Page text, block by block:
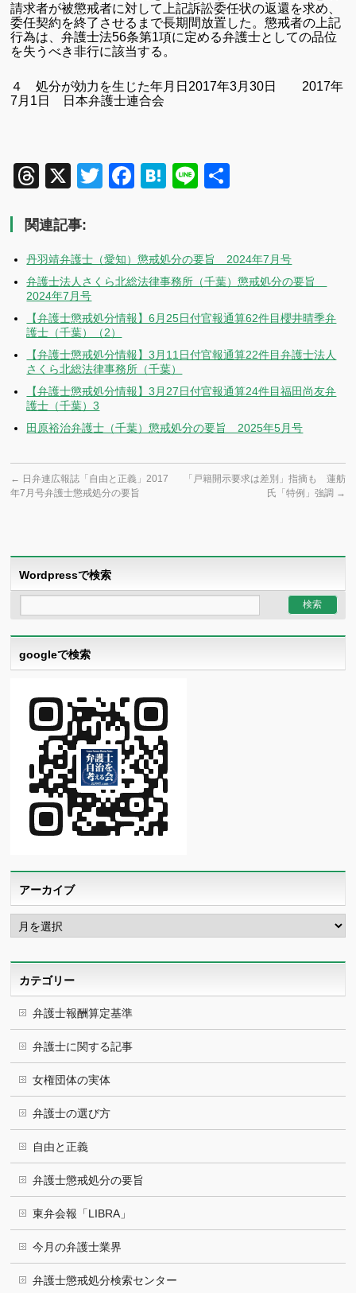
請求者が被懲戒者に対して上記訴訟委任状の返還を求め、
委任契約を終了させるまで長期間放置した。懲戒者の上記
行為は、弁護士法56条第1項に定める弁護士としての品位
を失うべき非行に該当する。
４ 処分が効力を生じた年月日2017年3月30日 2017年
7月1日 日本弁護士連合会
Threads
X TwitterFacebook
Hatena
Line
関連記事:
丹羽靖弁護士（愛知）懲戒処分の要旨 2024年7月号
弁護士法人さくら北総法律事務所（千葉）懲戒処分の要旨
2024年7月号
【弁護士懲戒処分情報】6月25日付官報通算62件目櫻井晴季弁
護士（千葉）（2）
【弁護士懲戒処分情報】3月11日付官報通算22件目弁護士法人
さくら北総法律事務所（千葉）
【弁護士懲戒処分情報】3月27日付官報通算24件目福田尚友弁
護士（千葉）3
田原裕治弁護士（千葉）懲戒処分の要旨 2025年5月号
← 日弁連広報誌「自由と正義」2017
年7月号弁護士懲戒処分の要旨
「戸籍開示要求は差別」指摘も 蓮舫
氏「特例」強調 →
Wordpressで検索
googleで検索
アーカイブ
ア
ー
カ
カテゴリー
弁護士報酬算定基準
弁護士に関する記事
女権団体の実体
弁護士の選び方
自由と正義
弁護士懲戒処分の要旨
東弁会報「LIBRA」
今月の弁護士業界
弁護士懲戒処分検索センター